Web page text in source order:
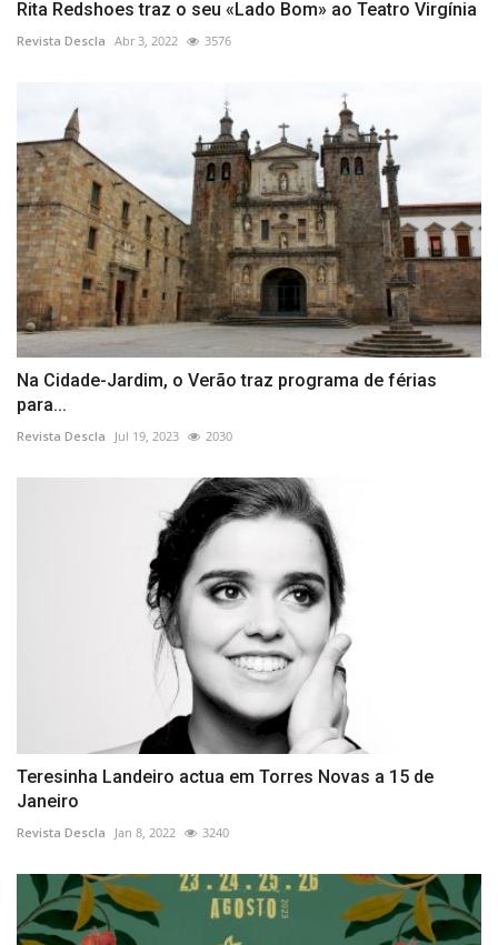
Rita Redshoes traz o seu «Lado Bom» ao Teatro Virgínia
Revista Descla Abr 3, 2022 3576
Na Cidade-Jardim, o Verão traz programa de férias
para...
Revista Descla Jul 19, 2023 2030
Teresinha Landeiro actua em Torres Novas a 15 de
Janeiro
Revista Descla Jan 8, 2022 3240